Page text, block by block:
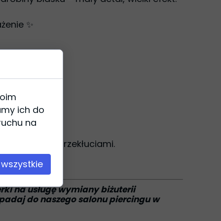
✨
z przekłuciami.
na usługę wymiany biżuterii
do naszego salonu piercingu w
ich do
na